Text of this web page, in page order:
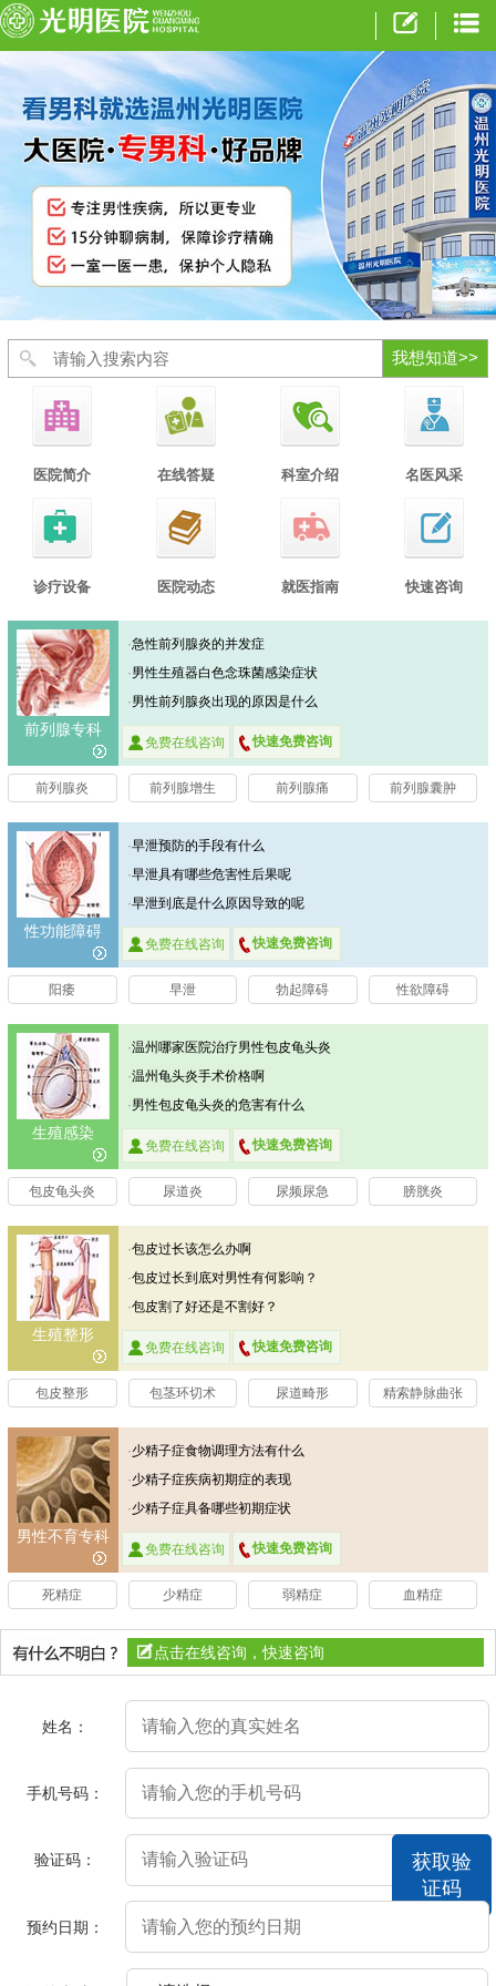
医院简介 在线答疑 科室介绍 名医风采
诊疗设备 医院动态 就医指南 快速咨询
前列腺专科
·急性前列腺炎的并发症
·男性生殖器白色念珠菌感染症状
·男性前列腺炎出现的原因是什么
免费在线咨询 快速免费咨询
前列腺炎 前列腺增生 前列腺痛 前列腺囊肿
性功能障碍
·早泄预防的手段有什么
·早泄具有哪些危害性后果呢
·早泄到底是什么原因导致的呢
免费在线咨询 快速免费咨询
阳痿 早泄 勃起障碍 性欲障碍
生殖感染
·温州哪家医院治疗男性包皮龟头炎
比较好
·温州龟头炎手术价格啊
·男性包皮龟头炎的危害有什么
免费在线咨询 快速免费咨询
包皮龟头炎 尿道炎 尿频尿急 膀胱炎
生殖整形
·包皮过长该怎么办啊
·包皮过长到底对男性有何影响？
·包皮割了好还是不割好？
免费在线咨询 快速免费咨询
包皮整形 包茎环切术 尿道畸形 精索静脉曲张
男性不育专科
·少精子症食物调理方法有什么
·少精子症疾病初期症的表现
·少精子症具备哪些初期症状
免费在线咨询 快速免费咨询
死精症 少精症 弱精症 血精症
点击在线咨询，快速咨询
姓名：
手机号码：
验证码：
获取验
证码
预约日期：